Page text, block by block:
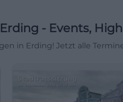
Erding - Events,
in Erding! Jetzt alle